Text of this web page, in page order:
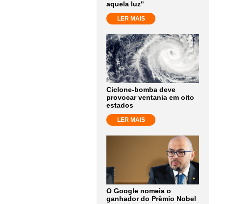
aquela luz"
LER MAIS
Ciclone-bomba deve
provocar ventania em oito
estados
LER MAIS
O Google nomeia o
ganhador do Prêmio Nobel